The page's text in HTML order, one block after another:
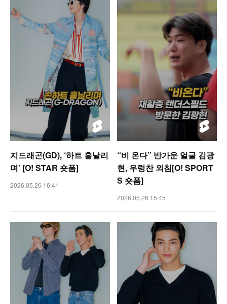
지드래곤(GD), ‘하트 흩날리
며’ [O! STAR 숏폼]
2026.05.26 16:41
“비 온다” 반가운 얼굴 김광
현, 우렁찬 외침[O! SPORT
S 숏폼]
2026.05.26 15:45